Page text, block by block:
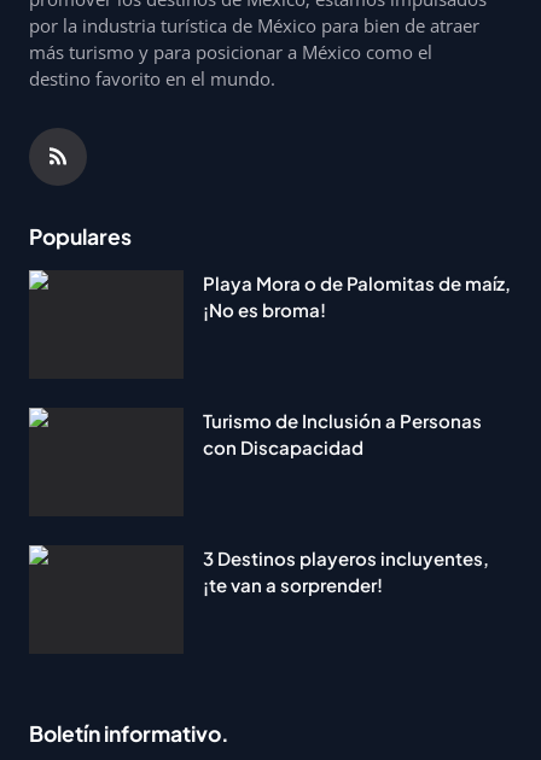
por la industria turística de México para bien de atraer
más turismo y para posicionar a México como el
destino favorito en el mundo.
Populares
Playa Mora o de Palomitas de maíz,
¡No es broma!
Turismo de Inclusión a Personas
con Discapacidad
3 Destinos playeros incluyentes,
¡te van a sorprender!
Boletín informativo.